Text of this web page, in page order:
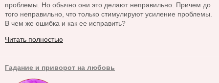
проблемы. Но обычно они это делают неправильно. Причем до
того неправильно, что только стимулируют усиление проблемы.
В чем же ошибка и как ее исправить?
Читать полностью
Гадание и приворот на любовь